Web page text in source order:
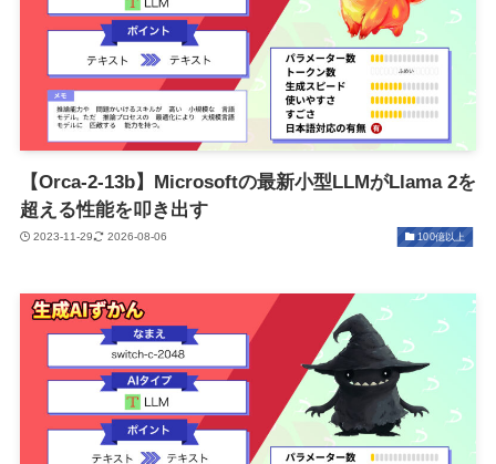
【Orca-2-13b】Microsoftの最新小型LLMがLlama 2を
超える性能を叩き出す
2023-11-29 2026-08-06 100億以上